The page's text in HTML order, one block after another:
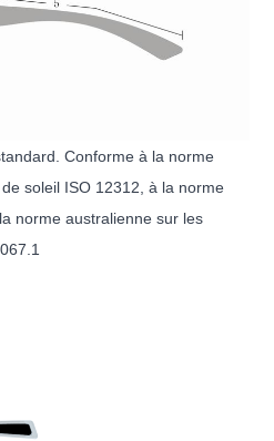
Conforme à la norme
soleil ISO 12312, à la norme
norme australienne sur les